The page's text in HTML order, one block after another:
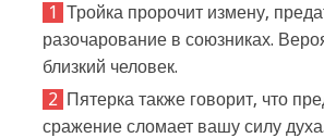
Тройка пророчит измену,
разочарование в союзниках.
близкий человек.
Пятерка также говорит, что
сражение сломает вашу силу духа.